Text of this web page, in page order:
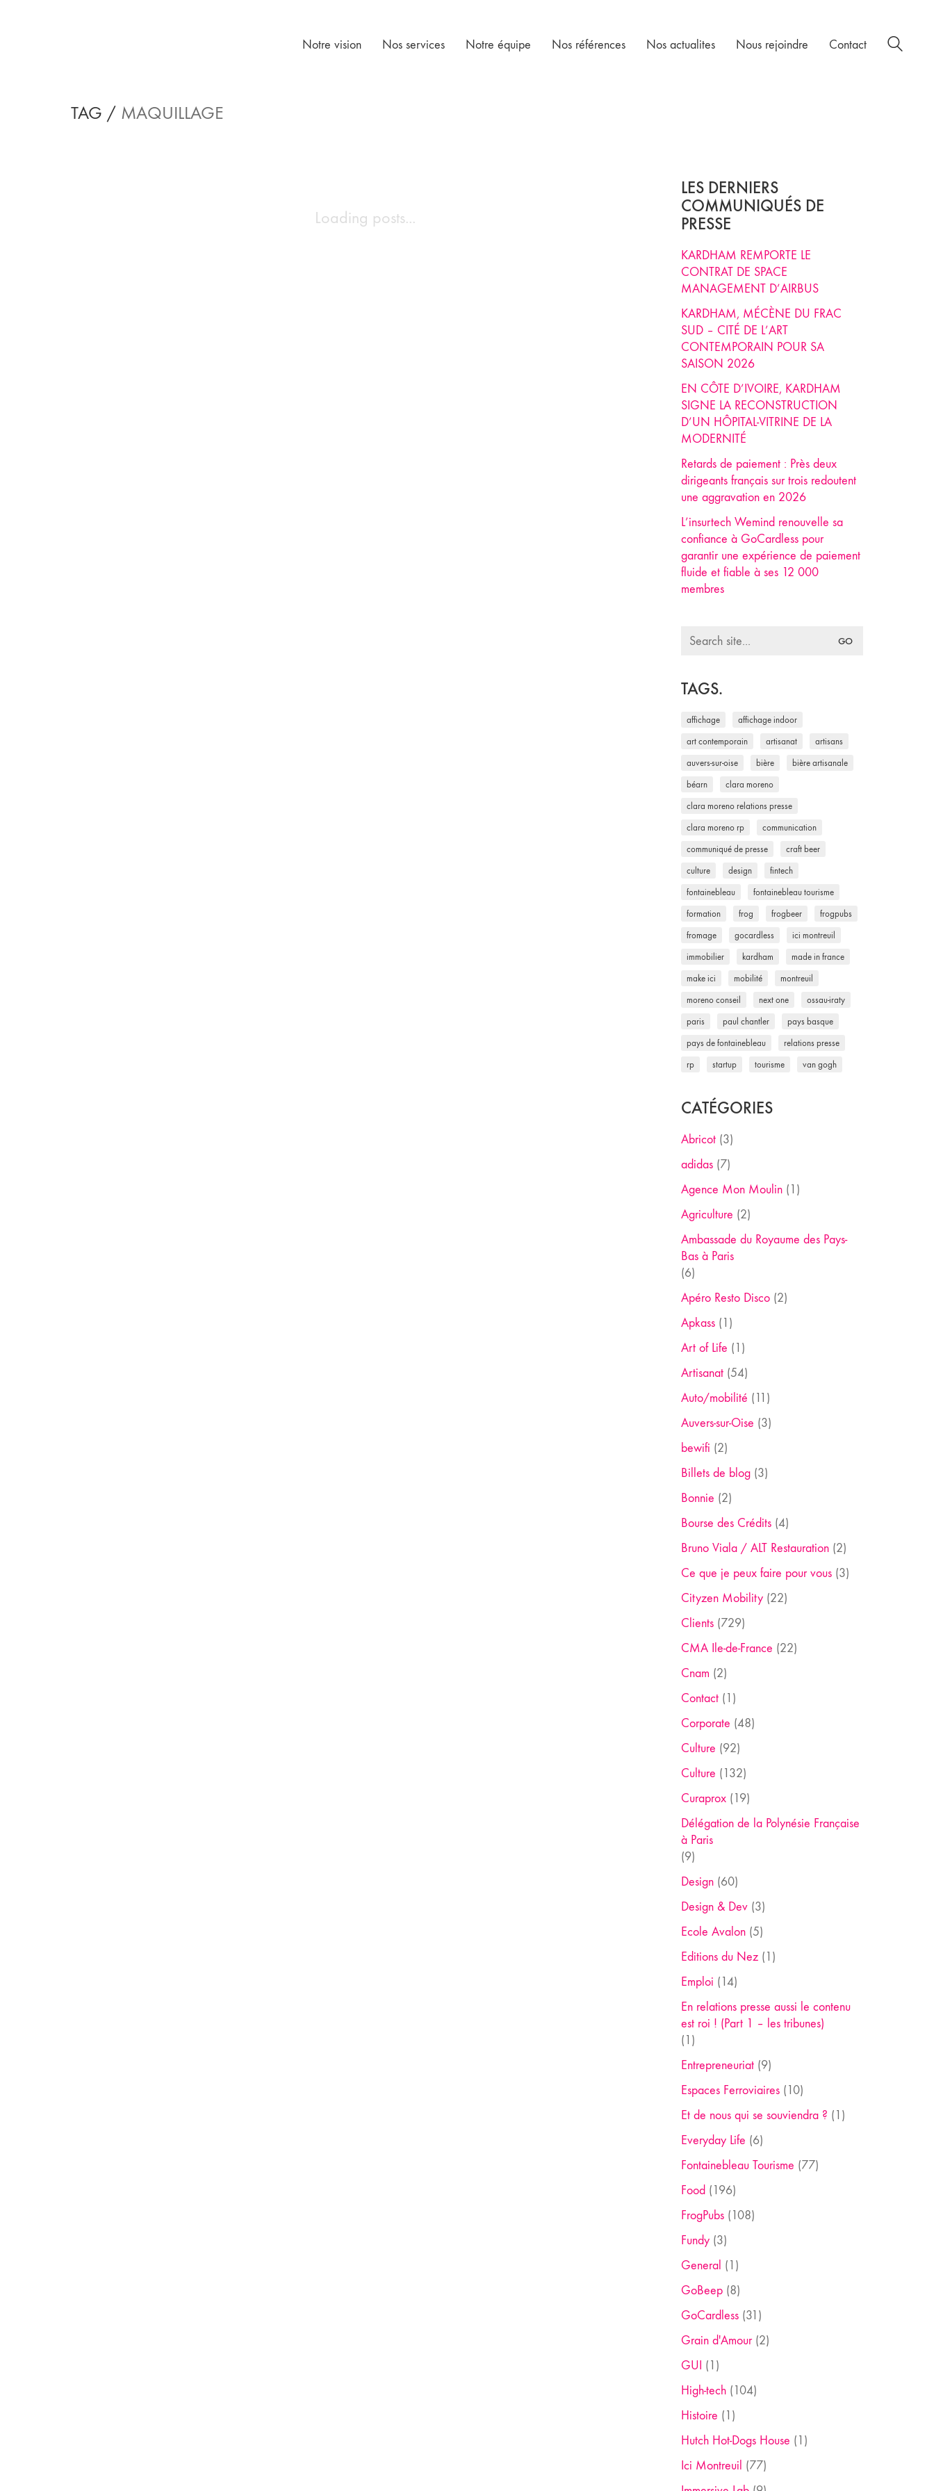
Notre vision Nos services Notre équipe Nos références Nos actualites Nous rejoindre Contact
TAG / MAQUILLAGE
Loading posts...
LES DERNIERS
COMMUNIQUÉS DE
PRESSE
KARDHAM REMPORTE LE
CONTRAT DE SPACE
MANAGEMENT D’AIRBUS
KARDHAM, MÉCÈNE DU FRAC
SUD – CITÉ DE L’ART
CONTEMPORAIN POUR SA
SAISON 2026
EN CÔTE D’IVOIRE, KARDHAM
SIGNE LA RECONSTRUCTION
D’UN HÔPITAL-VITRINE DE LA
MODERNITÉ
Retards de paiement : Près deux
dirigeants français sur trois redoutent
une aggravation en 2026
L’insurtech Wemind renouvelle sa
confiance à GoCardless pour
garantir une expérience de paiement
fluide et fiable à ses 12 000
membres
Search
TAGS.
affichage affichage indoor
art contemporain artisanat artisans
auvers-sur-oise bière bière artisanale
béarn clara moreno
clara moreno relations presse
clara moreno rp communication
communiqué de presse craft beer
culture design fintech
fontainebleau fontainebleau tourisme
formation frog frogbeer frogpubs
fromage gocardless ici montreuil
immobilier kardham made in france
make ici mobilité montreuil
moreno conseil next one ossau-iraty
paris paul chantler pays basque
pays de fontainebleau relations presse
rp startup tourisme van gogh
CATÉGORIES
Abricot(3)
adidas(7)
Agence Mon Moulin(1)
Agriculture (2)
Ambassade du Royaume des Pays-
Bas à Paris
(6)
Apéro Resto Disco(2)
Apkass(1)
Art of Life (1)
Artisanat(54)
Auto/mobilité (11)
Auvers-sur-Oise (3)
bewifi (2)
Billets de blog(3)
Bonnie (2)
Bourse des Crédits(4)
Bruno Viala / ALT Restauration(2)
Ce que je peux faire pour vous(3)
Cityzen Mobility(22)
Clients(729)
CMA Ile-de-France (22)
Cnam (2)
Contact(1)
Corporate (48)
Culture (92)
Culture (132)
Curaprox(19)
Délégation de la Polynésie Française
à Paris
(9)
Design(60)
Design & Dev(3)
Ecole Avalon(5)
Editions du Nez(1)
Emploi (14)
En relations presse aussi le contenu
est roi ! (Part 1 – les tribunes)
(1)
Entrepreneuriat(9)
Espaces Ferroviaires(10)
Et de nous qui se souviendra ? (1)
Everyday Life (6)
Fontainebleau Tourisme (77)
Food (196)
FrogPubs(108)
Fundy(3)
General (1)
GoBeep(8)
GoCardless(31)
Grain d'Amour(2)
GUI (1)
High-tech(104)
Histoire (1)
Hutch Hot-Dogs House (1)
Ici Montreuil (77)